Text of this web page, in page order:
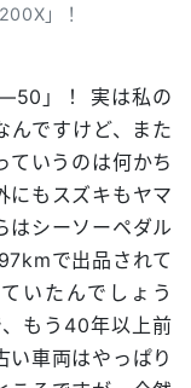
」！
」！ 実は私の
んですけど、また
ていうのは何かち
にもスズキもヤマ
はシーソーペダル
で出品されて
いたんでしょう
もう40年以上前
い車両はやっぱり